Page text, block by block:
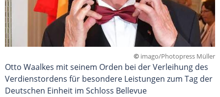
© imago/Photopress Müller
Otto Waalkes mit seinem Orden bei der Verleihung des
Verdienstordens für besondere Leistungen zum Tag der
Deutschen Einheit im Schloss Bellevue